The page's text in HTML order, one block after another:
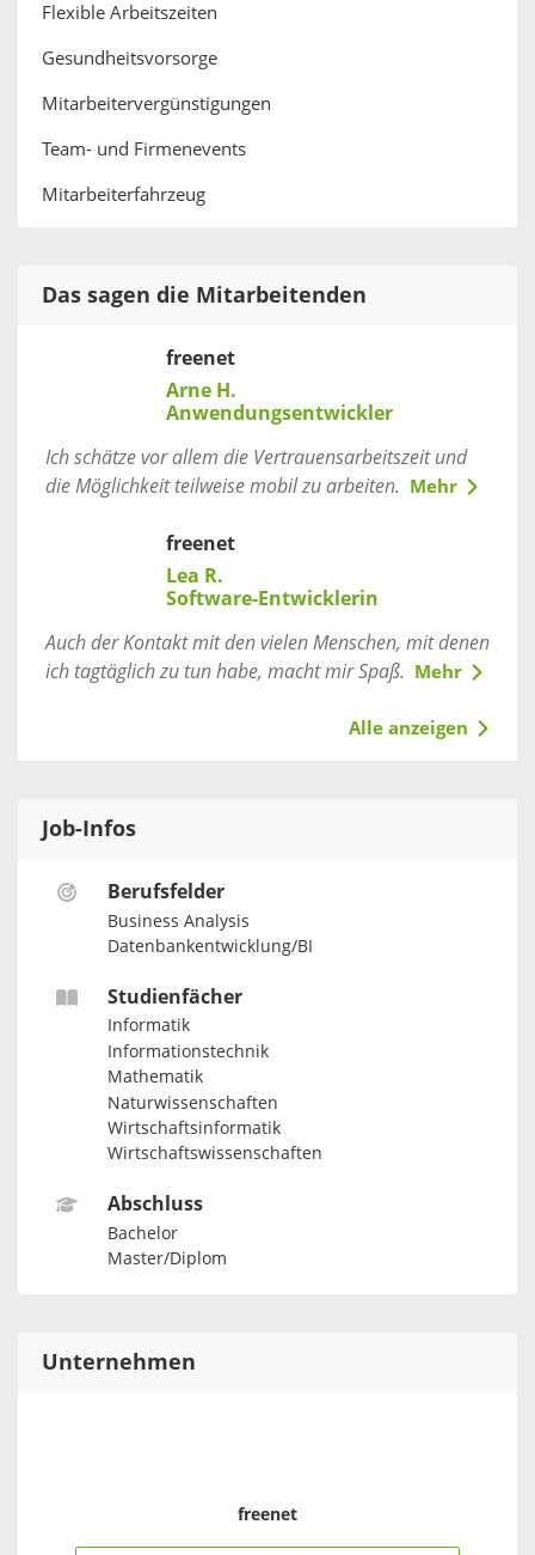
Flexible Arbeitszeiten
Gesundheitsvorsorge
Mitarbeitervergünstigungen
Team- und Firmenevents
Mitarbeiterfahrzeug
Das sagen die Mitarbeitenden
freenet
Arne H.
Anwendungsentwickler
Ich schätze vor allem die Vertrauensarbeitszeit und
die Möglichkeit teilweise mobil zu arbeiten. Mehr
freenet
Lea R.
Software-Entwicklerin
Auch der Kontakt mit den vielen Menschen, mit denen
ich tagtäglich zu tun habe, macht mir Spaß. Mehr
Alle anzeigen
Job-Infos
Berufsfelder
Business Analysis
Datenbankentwicklung/BI
Studienfächer
Informatik
Informationstechnik
Mathematik
Naturwissenschaften
Wirtschaftsinformatik
Wirtschaftswissenschaften
Abschluss
Bachelor
Master/Diplom
Unternehmen
freenet